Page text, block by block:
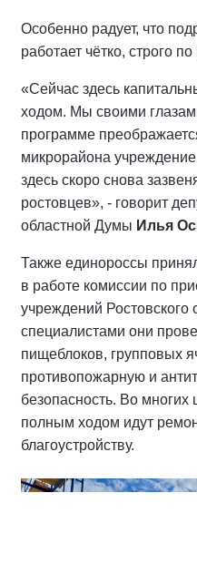
Особенно радует, что
работает чётко, строго
«Сейчас здесь
ходом. Мы своими
программе
микрорайона
здесь скоро снова
ростовцев», - говорит
областной Думы Илья
Также единороссы
в работе комиссии по
учреждений Ростовского
специалистами они
пищеблоков, групповых
противопожарную и
безопасность. Во многих
полным ходом идут
благоустройству.